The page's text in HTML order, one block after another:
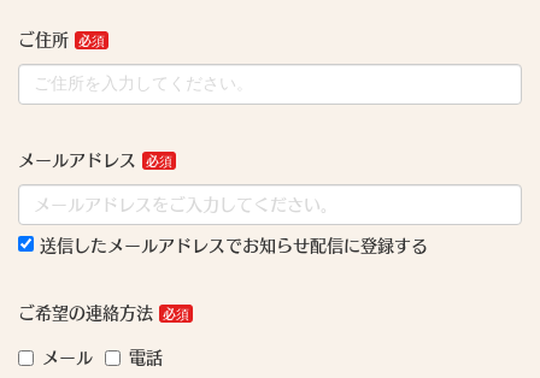
ご住所
メールアドレス
送信したメールアドレスでお知らせ配信に登録する
ご希望の連絡方法
メール 電話